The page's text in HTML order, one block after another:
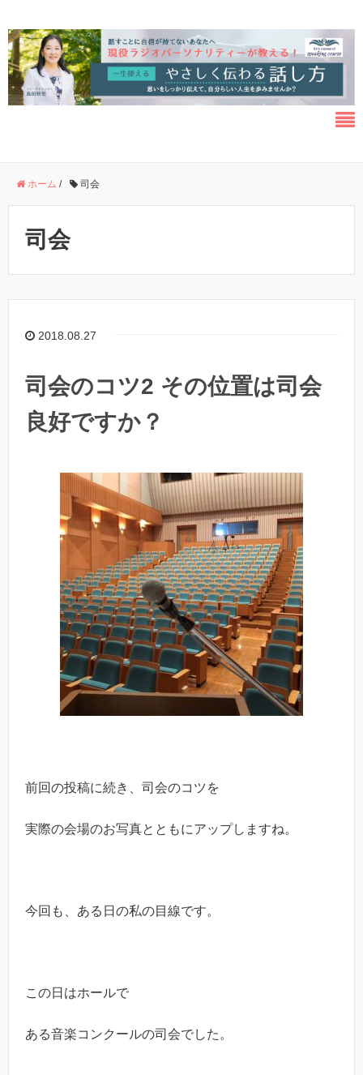
ホーム / 司会
司会
2018.08.27
司会のコツ2 その位置は司会
良好ですか？
前回の投稿に続き、司会のコツを
実際の会場のお写真とともにアップしますね。
今回も、ある日の私の目線です。
この日はホールで
ある音楽コンクールの司会でした。